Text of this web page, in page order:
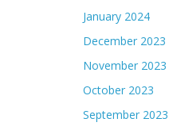
January 2024
December 2023
November 2023
October 2023
September 2023